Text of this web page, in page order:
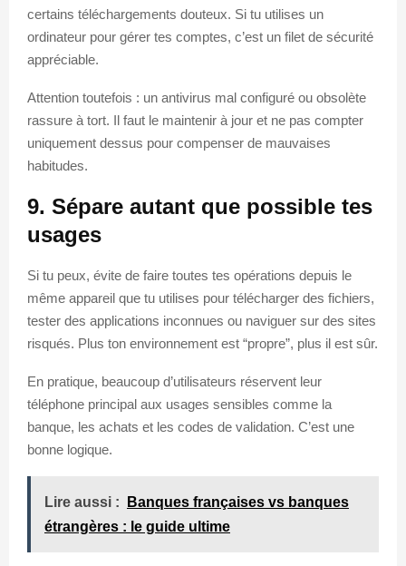
certains téléchargements douteux. Si tu utilises un
ordinateur pour gérer tes comptes, c’est un filet de sécurité
appréciable.
Attention toutefois : un antivirus mal configuré ou obsolète
rassure à tort. Il faut le maintenir à jour et ne pas compter
uniquement dessus pour compenser de mauvaises
habitudes.
9. Sépare autant que possible tes
usages
Si tu peux, évite de faire toutes tes opérations depuis le
même appareil que tu utilises pour télécharger des fichiers,
tester des applications inconnues ou naviguer sur des sites
risqués. Plus ton environnement est “propre”, plus il est sûr.
En pratique, beaucoup d’utilisateurs réservent leur
téléphone principal aux usages sensibles comme la
banque, les achats et les codes de validation. C’est une
bonne logique.
Lire aussi :
Banques françaises vs banques
étrangères : le guide ultime